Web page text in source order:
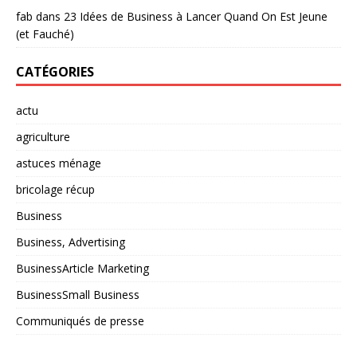
fab dans 23 Idées de Business à Lancer Quand On Est Jeune
(et Fauché)
CATÉGORIES
actu
agriculture
astuces ménage
bricolage récup
Business
Business, Advertising
BusinessArticle Marketing
BusinessSmall Business
Communiqués de presse